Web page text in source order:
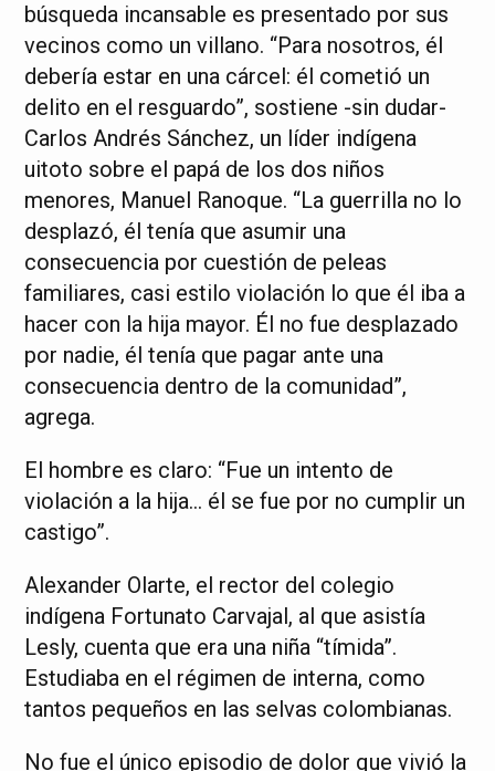
búsqueda incansable es presentado por sus
vecinos como un villano. “Para nosotros, él
debería estar en una cárcel: él cometió un
delito en el resguardo”, sostiene -sin dudar-
Carlos Andrés Sánchez, un líder indígena
uitoto sobre el papá de los dos niños
menores, Manuel Ranoque. “La guerrilla no lo
desplazó, él tenía que asumir una
consecuencia por cuestión de peleas
familiares, casi estilo violación lo que él iba a
hacer con la hija mayor. Él no fue desplazado
por nadie, él tenía que pagar ante una
consecuencia dentro de la comunidad”,
agrega.
El hombre es claro: “Fue un intento de
violación a la hija… él se fue por no cumplir un
castigo”.
Alexander Olarte, el rector del colegio
indígena Fortunato Carvajal, al que asistía
Lesly, cuenta que era una niña “tímida”.
Estudiaba en el régimen de interna, como
tantos pequeños en las selvas colombianas.
No fue el único episodio de dolor que vivió la